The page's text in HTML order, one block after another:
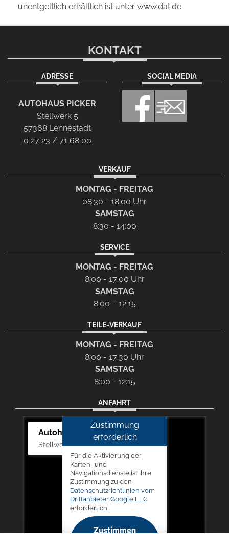
unentgeltlich erhältlich ist unter www.dat.de.
KONTAKT
ADRESSE
AUTOHAUS PICKER
Stellwerk 5
57368 Lennestadt
0 27 23 / 71 68 00
SOCIAL MEDIA
VERKAUF
MONTAG - FREITAG
08:30 - 18:00 Uhr
SAMSTAG
8:30 - 14:00
SERVICE
MONTAG - FREITAG
8:00 - 17:00 Uhr
SAMSTAG
8:00 – 12:15
TEILE-VERKAUF
MONTAG - FREITAG
8:00 - 17:30 Uhr
SAMSTAG
8:00 - 12:15
ANFAHRT
Autohaus Picker
Stellwerk 5, 57368 Lennestadt
Zustimmung
erforderlich
Für die Aktivierung der
Karten- und
Navigationsdienste ist Ihre
Zustimmung zu den
Datenschutzrichtlinien vom
Drittanbieter Google LLC
erforderlich.
Zustimmen